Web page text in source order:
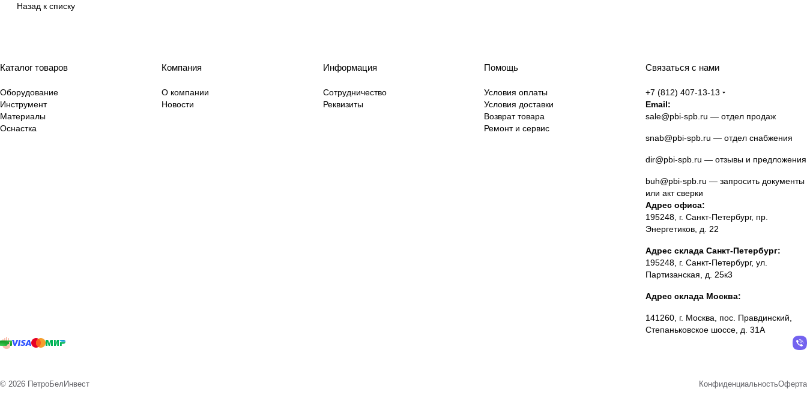
Назад к списку
Каталог товаров
Оборудование
Инструмент
Материалы
Оснастка
Компания
О компании
Новости
Информация
Сотрудничество
Реквизиты
Помощь
Условия оплаты
Условия доставки
Возврат товара
Ремонт и сервис
Связаться с нами
+7 (812) 407-13-13
Email:
sale@pbi-spb.ru — отдел продаж
snab@pbi-spb.ru — отдел снабжения
dir@pbi-spb.ru — отзывы и предложения
buh@pbi-spb.ru — запросить документы
или акт сверки
Адрес офиса:
195248, г. Санкт-Петербург, пр.
Энергетиков, д. 22
Адрес склада Санкт-Петербург:
195248, г. Санкт-Петербург, ул.
Партизанская, д. 25к3
Адрес склада Москва:
141260, г. Москва, пос. Правдинский,
Степаньковское шоссе, д. 31А
© 2026 ПетроБелИнвест КонфиденциальностьОферта